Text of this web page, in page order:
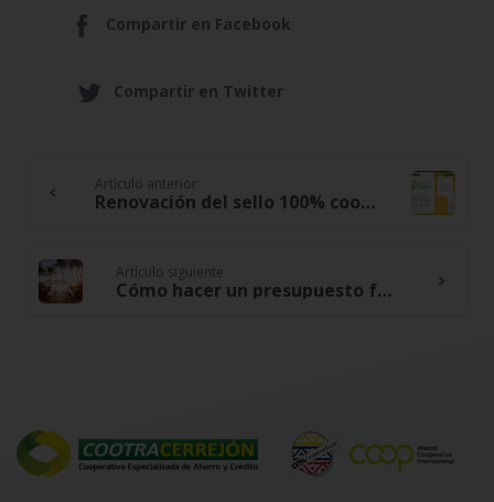
Compartir en Facebook
Compartir en Twitter
Continue
Reading
Artículo anterior
Renovación del sello 100% cooperativa: confianza para nuestros asociados
Artículo siguiente
Cómo hacer un presupuesto familiar equilibrado